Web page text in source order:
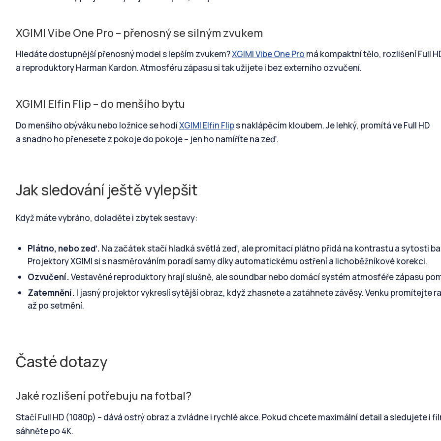
XGIMI Vibe One Pro – přenosný se silným zvukem
Hledáte dostupnější přenosný model s lepším zvukem?XGIMI Vibe One Pro má kompaktní tělo, rozlišení Full
a reproduktory Harman Kardon. Atmosféru zápasu si tak užijete i bez externího ozvučení.
XGIMI Elfin Flip – do menšího bytu
Do menšího obýváku nebo ložnice se hodíXGIMI Elfin Flips naklápěcím kloubem. Je lehký, promítá ve Full HD
a snadno ho přenesete z pokoje do pokoje – jen ho namíříte na zeď.
Jak sledování ještě vylepšit
Když máte vybráno, doladěte i zbytek sestavy:
Plátno, nebo zeď. Na začátek stačí hladká světlá zeď, ale promítací plátno přidá na kontrastu a sytosti
Projektory XGIMI si s nasměrováním poradí samy díky automatickému ostření a lichoběžníkové korekci.
Ozvučení.Vestavěné reproduktory hrají slušně, ale soundbar nebo domácí systém atmosféře zápasu
Zatemnění. I jasný projektor vykreslí sytější obraz, když zhasnete a zatáhnete závěsy. Venku promítejte
až po setmění.
Časté dotazy
Jaké rozlišení potřebuju na fotbal?
Stačí Full HD (1080p) – dává ostrý obraz a zvládne i rychlé akce. Pokud chcete maximální detail a sledujete i
sáhněte po 4K.